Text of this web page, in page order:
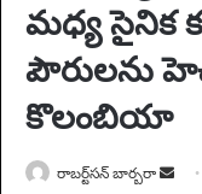
మధ్య సైనిక
పౌరులను
కొలంబియా
రాబర్ట్‌సన్ బార్బరా